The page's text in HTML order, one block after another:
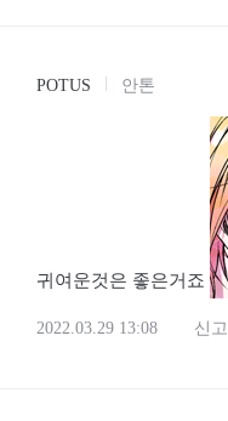
POTUS 안톤
귀여운것은 좋은거죠
2022.03.29 13:08 신고